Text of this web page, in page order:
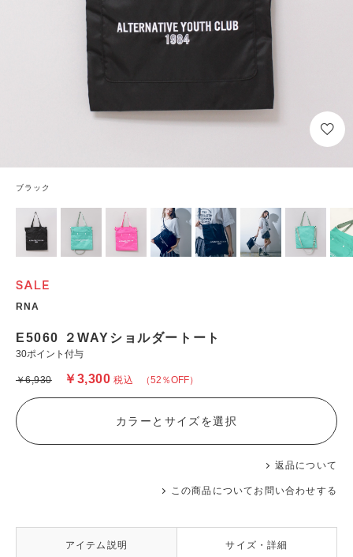
ブラック
RNA
E5060 ２WAYショルダートート
30ポイント付与
（52％OFF）
￥3,300 税込
￥6,930
返品について
この商品についてお問い合わせする
カラーとサイズを選択
アイテム説明 サイズ・詳細